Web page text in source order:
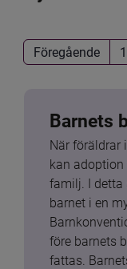
Föregående 1
Barnets
När föräldrar
kan adoption
familj. I detta
barnet i en
före barnets
fattas.